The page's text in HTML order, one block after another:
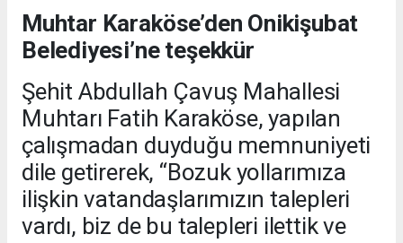
Muhtar Karaköse’den Onikişubat
Belediyesi’ne teşekkür
Şehit Abdullah Çavuş Mahallesi
Muhtarı Fatih Karaköse, yapılan
çalışmadan duyduğu memnuniyeti
dile getirerek, “Bozuk yollarımıza
ilişkin vatandaşlarımızın talepleri
vardı, biz de bu talepleri ilettik ve